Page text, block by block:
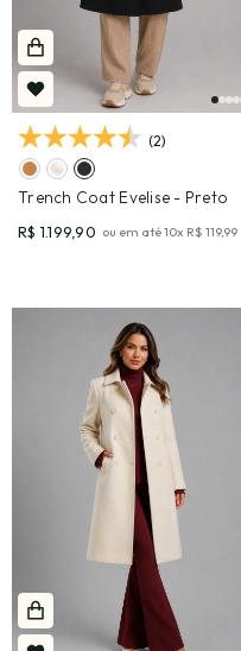
(2)
Trench Coat Evelise - Preto
R$ 1.199,90 ou em até10x R$ 119,99